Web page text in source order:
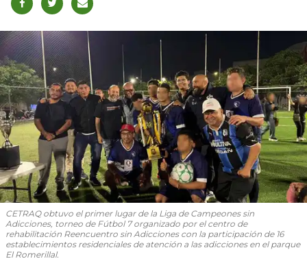
CETRAQ obtuvo el primer lugar de la Liga de Campeones sin
Adicciones, torneo de Fútbol 7 organizado por el centro de
rehabilitación Reencuentro sin Adicciones con la participación de 16
establecimientos residenciales de atención a las adicciones en el parque
El Romerillal.